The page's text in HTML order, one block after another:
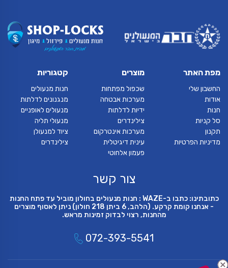
מפת האתר
החשבון שלי
אודות
חנות
סל קניות
תקנון
מדיניות הפרטיות
מוצרים
שכפול מפתחות
מערכות אבטחה
ידיות לדלתות
צילינדרים
מערכות אינטרקום
עינית דיגיטלית
פעמון אלחוטי
קטגוריות
חנות מנעולים
מנגנונים לדלתות
מנעולים לאופניים
מנעולי תליה
ציוד למנעולן
צילינדרים
צור קשר
כתובתינו: כתבו ב-WAZE : חנות מנעולים בחולון מוביל עד פתח החנות
- אנחנו קומת קרקע. (הלהב, 6 ביתן 218 חולון) ניתן לאסוף מוצרים
מהחנות, רצוי לבדוק זמינות מראש.
072-393-5541